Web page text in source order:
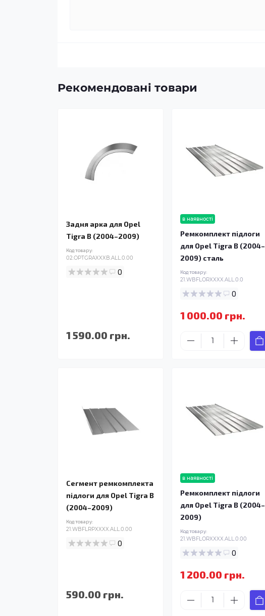
Рекомендовані товари
Задня арка для Opel
Tigra B (2004–2009)
Код товару:
02.OPTGRAXXXB.ALL.0.00
0
1 590.00 грн.
в наявності
Ремкомплект підлоги
для Opel Tigra B (2004–
2009) сталь
Код товару:
21.WBFLORXXXX.ALL.0.0
0
1 000.00 грн.
Сегмент ремкомплекта
підлоги для Opel Tigra B
(2004–2009)
Код товару:
21.WBFLRPXXXX.ALL.0.00
0
590.00 грн.
в наявності
Ремкомплект підлоги
для Opel Tigra B (2004–
2009)
Код товару:
21.WBFLORXXXX.ALL.0.00
0
1 200.00 грн.